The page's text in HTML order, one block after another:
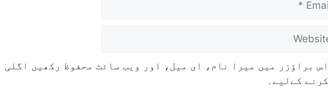
اس براؤزر میں میرا نام، ای میل، اور ویب سائٹ محفوظ رکھیں اگلی
کرنے کےلیے۔